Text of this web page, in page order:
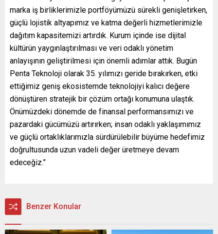
marka iş birliklerimizle portföyümüzü sürekli genişletirken,
güçlü lojistik altyapımız ve katma değerli hizmetlerimizle
dağıtım kapasitemizi artırdık. Kurum içinde ise dijital
kültürün yaygınlaştırılması ve veri odaklı yönetim
anlayışının geliştirilmesi için önemli adımlar attık. Bugün
Penta Teknoloji olarak 35. yılımızı geride bırakırken, etki
ettiğimiz geniş ekosistemde teknolojiyi kalıcı değere
dönüştüren stratejik bir çözüm ortağı konumuna ulaştık.
Önümüzdeki dönemde de finansal performansımızı ve
pazardaki gücümüzü artırırken; insan odaklı yaklaşımımız
ve güçlü ortaklıklarımızla sürdürülebilir büyüme hedefimiz
doğrultusunda uzun vadeli değer üretmeye devam
edeceğiz.”
Benzer Konular